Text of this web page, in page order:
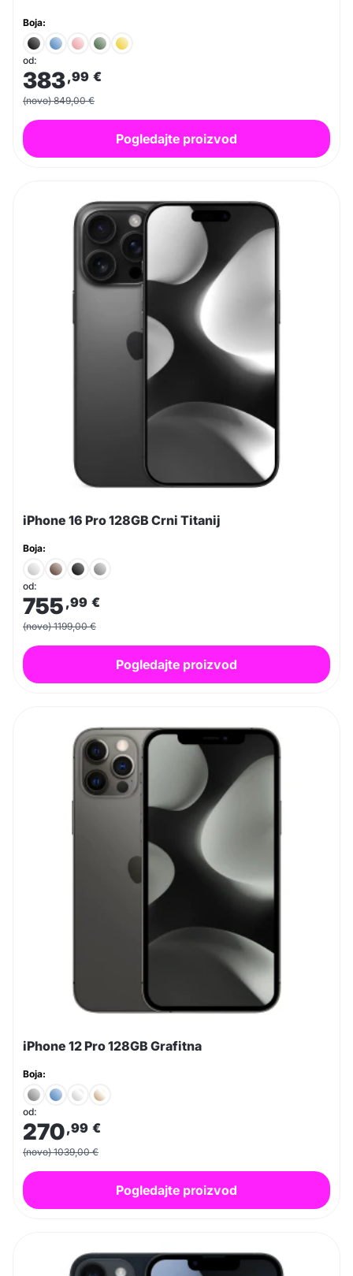
Boja:
od:
383,99 €
(novo) 849,00 €
Pogledajte proizvod
iPhone 16 Pro 128GB Crni Titanij
Boja:
od:
755 ,99 €
(novo) 1199,00 €
Pogledajte proizvod
iPhone 12 Pro 128GB Grafitna
Boja:
od:
270,99 €
(novo) 1039,00 €
Pogledajte proizvod